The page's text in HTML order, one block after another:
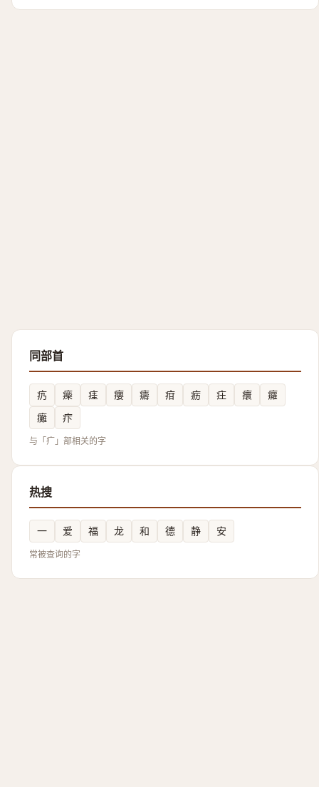
同部首
疓 㾹 㾏 癭 㿒 疳 疬 㽵 癏
㿚
癱
疜
与「疒」部相关的字
热搜
一 爱 福 龙 和 德 静 安
常被查询的字